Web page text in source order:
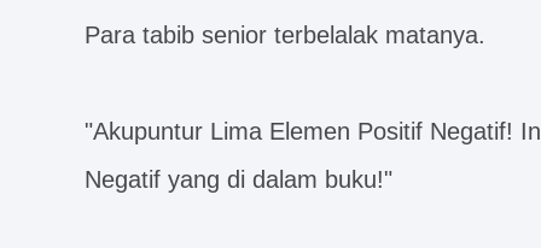
Para tabib senior terbelalak matanya.
"Akupuntur Lima Elemen Positif Negatif!
Negatif yang di dalam buku!"